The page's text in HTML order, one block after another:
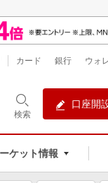
検索
口座開
ケット情報
カード 銀行 ウォ